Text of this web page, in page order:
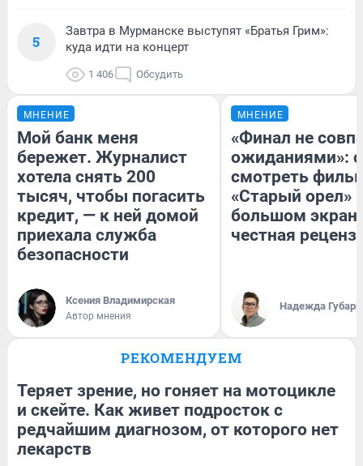
5
Завтра в Мурманске выступят «Братья Грим»:
куда идти на концерт
1 406 Обсудить
МНЕНИЕ
Мой банк меня
бережет. Журналист
хотела снять 200
тысяч, чтобы погасить
кредит, — к ней домой
приехала служба
безопасности
Ксения Владимирская
Автор мнения
МНЕНИЕ
«Финал не
ожиданиями»:
смотреть
«Старый орел»
большом
честная
Надежда Губарь
РЕКОМЕНДУЕМ
Теряет зрение, но гоняет на мотоцикле
и скейте. Как живет подросток с
редчайшим диагнозом, от которого нет
лекарств